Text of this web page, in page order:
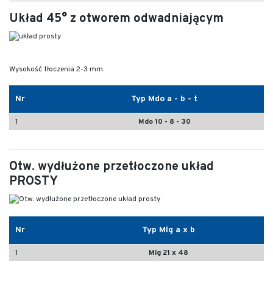
Układ 45° z otworem odwadniającym
Wysokość tłoczenia 2-3 mm.
Nr Typ Mdo a - b - t
1 Mdo 10 - 8 - 30
Otw. wydłużone przetłoczone układ
PROSTY
Nr Typ Mlg a x b
1 Mlg 21 x 48